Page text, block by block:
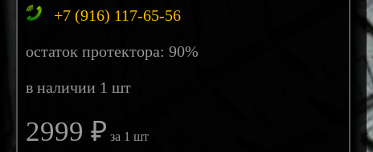
+7 (916) 117-65-56
остаток протектора: 90%
в наличии 1 шт
2999 ₽ за 1 шт